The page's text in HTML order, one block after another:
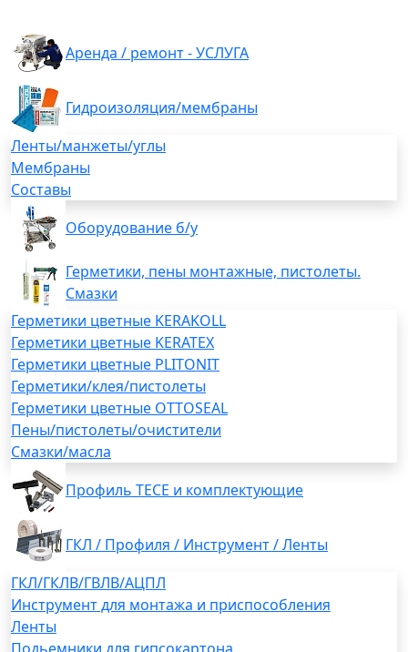
Аренда / ремонт - УСЛУГА
Гидроизоляция/мембраны
Ленты/манжеты/углы
Мембраны
Составы
Оборудование б/у
Герметики, пены монтажные, пистолеты.
Смазки
Герметики цветные KERAKOLL
Герметики цветные KERATEX
Герметики цветные PLITONIT
Герметики/клея/пистолеты
Герметики цветные OTTOSEAL
Пены/пистолеты/очистители
Смазки/масла
Профиль TECE и комплектующие
ГКЛ / Профиля / Инструмент / Ленты
ГКЛ/ГКЛВ/ГВЛВ/АЦПЛ
Инструмент для монтажа и приспособления
Ленты